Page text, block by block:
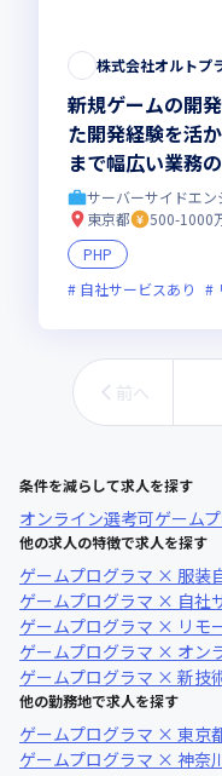
株式会社オルトプ
新規ゲームの開
た開発経験を活
まで幅広い業務
新しいキャリア
サーバーサイドエン
東京都
500-1000
PHP
自社サービスあり
前へ
条件を減らして求人を探す
オンライン選考可ゲーム
他の求人の特徴で求人を探す
ゲームプログラマ × 服装
ゲームプログラマ × 自社
ゲームプログラマ × リモ
ゲームプログラマ × オン
ゲームプログラマ × 新技
他の勤務地で求人を探す
ゲームプログラマ × 東京
ゲームプログラマ × 神奈